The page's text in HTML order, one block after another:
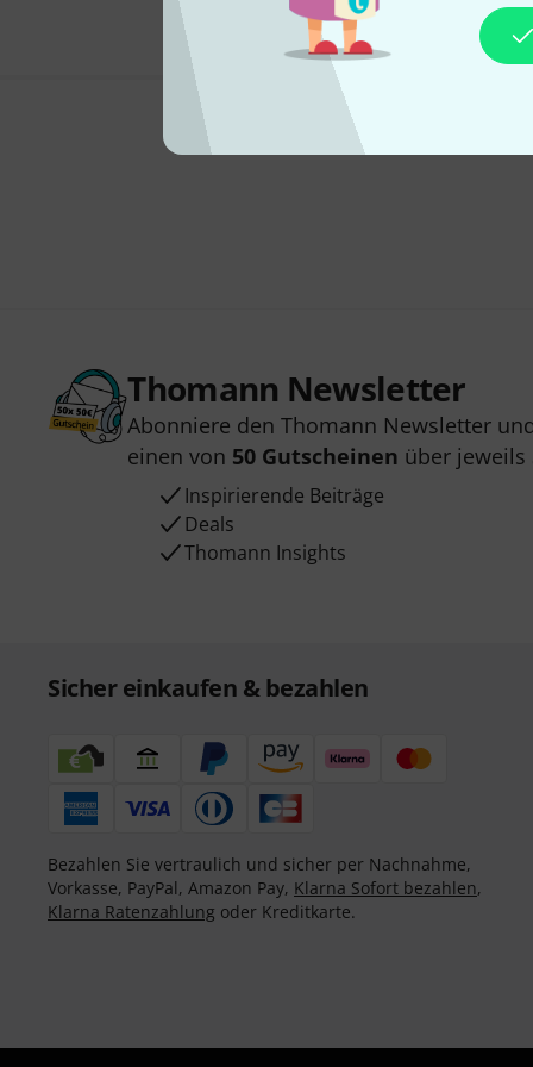
Thomann Newsletter
Abonniere den Thomann Newsletter
einen von 50 Gutscheinen über jeweils
Inspirierende Beiträge
Deals
Thomann Insights
Sicher einkaufen & bezahlen
Bezahlen Sie vertraulich und sicher per Nachnahme,
Vorkasse, PayPal, Amazon Pay, Klarna Sofort bezahlen,
Klarna Ratenzahlung oder Kreditkarte.